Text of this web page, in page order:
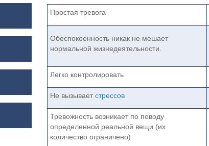
Простая тревога
Обеспокоенность никак не мешает
нормальной жизнедеятельности.
Легко контролировать
Не вызывает стрессов
Тревожность возникает по поводу
определенной реальной вещи (их
количество ограничено)